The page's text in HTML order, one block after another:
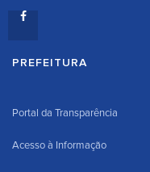
PREFEITURA
Portal da Transparência
Acesso à Informação